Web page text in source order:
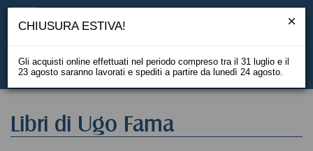
EN
Libri di Ugo Fama
CHIUSURA ESTIVA!
Gli acquisti online effettuati nel periodo compreso tra il 31 luglio e il
23 agosto saranno lavorati e spediti a partire da lunedì 24 agosto.